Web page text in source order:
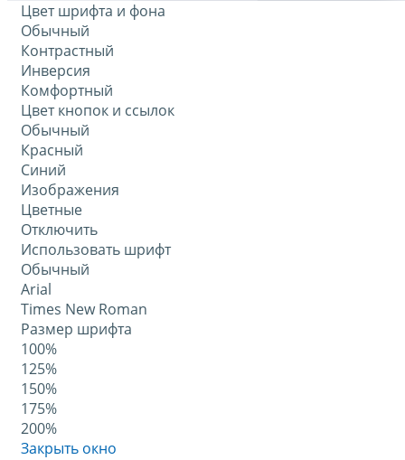
Цвет шрифта и фона
Обычный
Контрастный
Инверсия
Комфортный
Цвет кнопок и ссылок
Обычный
Красный
Синий
Изображения
Цветные
Отключить
Использовать шрифт
Обычный
Arial
Times New Roman
Размер шрифта
100%
125%
150%
175%
200%
Закрыть окно